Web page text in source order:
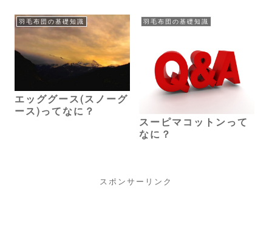
羽毛布団の基礎知識
エッググース(スノーグ
ース)ってなに？
羽毛布団の基礎知識
スーピマコットンって
なに？
スポンサーリンク